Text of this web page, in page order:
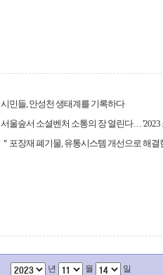
시민들, 안성천 생태계를 기록하다
서울숲서 소셜벤처 소통의 장 열린다…
＂포장재 폐기물, 유통시스템 개선으로 해결
년 월 일